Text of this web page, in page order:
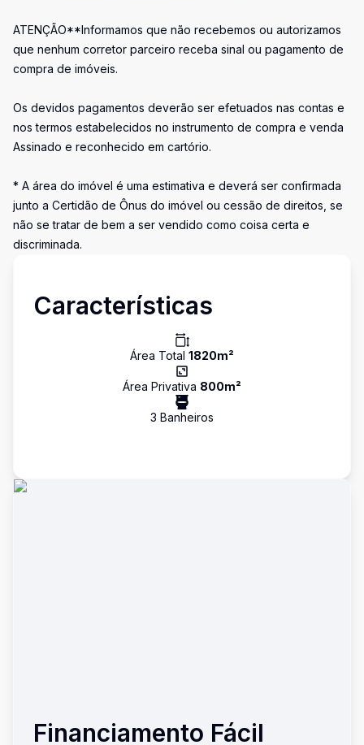
ATENÇÃO**Informamos que não recebemos ou autorizamos
que nenhum corretor parceiro receba sinal ou pagamento de
compra de imóveis.
Os devidos pagamentos deverão ser efetuados nas contas e
nos termos estabelecidos no instrumento de compra e venda
Assinado e reconhecido em cartório.
* A área do imóvel é uma estimativa e deverá ser confirmada
junto a Certidão de Ônus do imóvel ou cessão de direitos, se
não se tratar de bem a ser vendido como coisa certa e
discriminada.
Características
Área Total 1820m²
Área Privativa 800m²
3 Banheiros
Financiamento Fácil